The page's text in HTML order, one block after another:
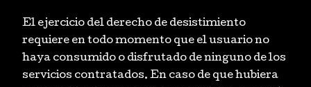
El ejercicio del derecho de desistimiento
requiere en todo momento que el usuario no
haya consumido o disfrutado de ninguno de los
servicios contratados. En caso de que hubiera